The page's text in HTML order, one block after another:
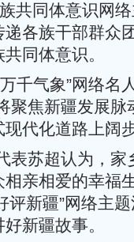
共同体意识网
各族干部群众
同体意识。
气象”网络名
聚焦新疆发展
代化道路上阔
苏超认为，家
亲相爱的幸福
评新疆”网络主
新疆故事。